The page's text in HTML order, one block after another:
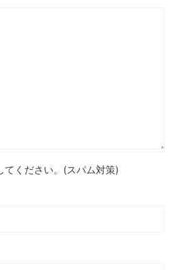
てください。(スパム対策)